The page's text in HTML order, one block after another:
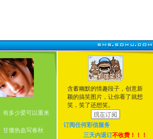
有多少爱可以重来
甘撒热血写春秋
含蓄幽默的情趣段子，创意新
颖的搞笑图片，让你看了就想
笑，笑了还想笑。
订阅任何彩信服务
三天内退订不收费！！！